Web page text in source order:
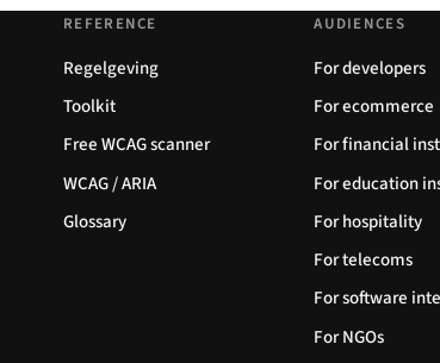
REFERENCE
Regelgeving
Toolkit
Free WCAG scanner
WCAG / ARIA
Glossary
AUDIENCES
For developers
For ecommerce
For financial
For education
For hospitality
For telecoms
For software
For NGOs